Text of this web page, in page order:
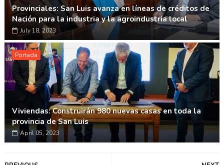
Provinciales: San Luis avanza en líneas de créditos de
Nación para la industria y la agroindustria local
July 18, 2023
Portada
Viviendas: Construirán 980 nuevas casas en toda la
provincia de San Luis
April 05, 2023